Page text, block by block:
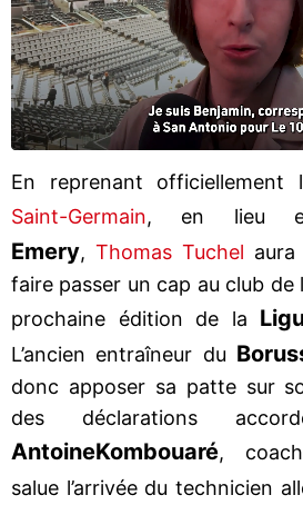
En reprenant officiellement
Saint-Germain, en lieu
Emery, Thomas Tuchel
faire passer un cap au club de
prochaine édition de la
L’ancien entraîneur du
donc apposer sa patte sur
des déclarations
AntoineKombouaré,
salue l’arrivée du technicien